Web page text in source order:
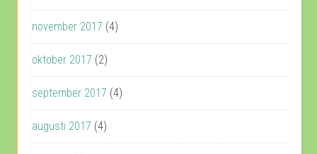
november 2017 (4)
oktober 2017 (2)
september 2017 (4)
augusti 2017 (4)